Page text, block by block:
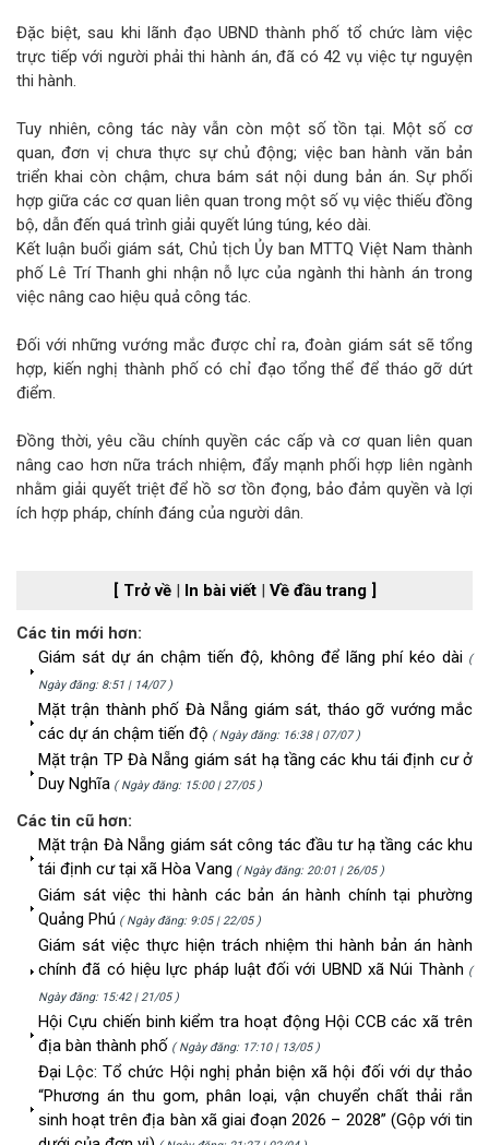
Đặc biệt, sau khi lãnh đạo UBND thành phố tổ chức làm việc
trực tiếp với người phải thi hành án, đã có 42 vụ việc tự nguyện
thi hành.
Tuy nhiên, công tác này vẫn còn một số tồn tại. Một số cơ
quan, đơn vị chưa thực sự chủ động; việc ban hành văn bản
triển khai còn chậm, chưa bám sát nội dung bản án. Sự phối
hợp giữa các cơ quan liên quan trong một số vụ việc thiếu đồng
bộ, dẫn đến quá trình giải quyết lúng túng, kéo dài.
Kết luận buổi giám sát, Chủ tịch Ủy ban MTTQ Việt Nam thành
phố Lê Trí Thanh ghi nhận nỗ lực của ngành thi hành án trong
việc nâng cao hiệu quả công tác.
Đối với những vướng mắc được chỉ ra, đoàn giám sát sẽ tổng
hợp, kiến nghị thành phố có chỉ đạo tổng thể để tháo gỡ dứt
điểm.
Đồng thời, yêu cầu chính quyền các cấp và cơ quan liên quan
nâng cao hơn nữa trách nhiệm, đẩy mạnh phối hợp liên ngành
nhằm giải quyết triệt để hồ sơ tồn đọng, bảo đảm quyền và lợi
ích hợp pháp, chính đáng của người dân.
[ Trở về | In bài viết | Về đầu trang ]
Các tin mới hơn:
Giám sát dự án chậm tiến độ, không để lãng phí kéo dài(
Ngày đăng: 8:51 | 14/07 )
Mặt trận thành phố Đà Nẵng giám sát, tháo gỡ vướng mắc
các dự án chậm tiến độ ( Ngày đăng: 16:38 | 07/07 )
Mặt trận TP Đà Nẵng giám sát hạ tầng các khu tái định cư ở
Duy Nghĩa ( Ngày đăng: 15:00 | 27/05 )
Các tin cũ hơn:
Mặt trận Đà Nẵng giám sát công tác đầu tư hạ tầng các khu
tái định cư tại xã Hòa Vang ( Ngày đăng: 20:01 | 26/05 )
Giám sát việc thi hành các bản án hành chính tại phường
Quảng Phú ( Ngày đăng: 9:05 | 22/05 )
Giám sát việc thực hiện trách nhiệm thi hành bản án hành
chính đã có hiệu lực pháp luật đối với UBND xã Núi Thành (
Ngày đăng: 15:42 | 21/05 )
Hội Cựu chiến binh kiểm tra hoạt động Hội CCB các xã trên
địa bàn thành phố ( Ngày đăng: 17:10 | 13/05 )
Đại Lộc: Tổ chức Hội nghị phản biện xã hội đối với dự thảo
“Phương án thu gom, phân loại, vận chuyển chất thải rắn
sinh hoạt trên địa bàn xã giai đoạn 2026 – 2028” (Gộp với tin